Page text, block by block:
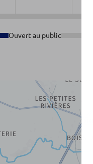
Ouvert au public